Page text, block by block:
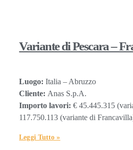
Variante di Pescara –
Luogo:Italia – Abruzzo
Cliente: Anas S.p.A.
Importo lavori:€ 45.445.315
117.750.113 (variante di
Leggi Tutto »